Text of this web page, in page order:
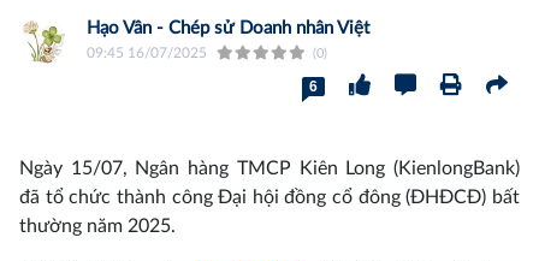
Hạo Vân - Chép sử Doanh nhân Việt
09:45 16/07/2025 (0)
6
Ngày 15/07, Ngân hàng TMCP Kiên Long (KienlongBank)
đã tổ chức thành công Đại hội đồng cổ đông (ĐHĐCĐ) bất
thường năm 2025.